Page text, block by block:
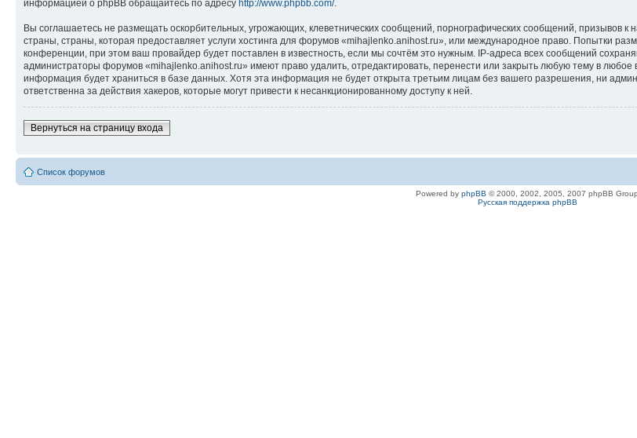
информацией о phpBB обращайтесь по адресу http://www.phpbb.com/.
Вы соглашаетесь не размещать оскорбительных, угрожающих, клеветнических сообщений, порнографических сообщений, призывов
страны, страны, которая предоставляет услуги хостинга для форумов «mihajlenko.anihost.ru», или международное право. Попытки
конференции, при этом ваш провайдер будет поставлен в известность, если мы сочтём это нужным. IP-адреса всех сообщений
администраторы форумов «mihajlenko.anihost.ru» имеют право удалить, отредактировать, перенести или закрыть любую тему в
информация будет храниться в базе данных. Хотя эта информация не будет открыта третьим лицам без вашего разрешения, ни
ответственна за действия хакеров, которые могут привести к несанкционированному доступу к ней.
Вернуться на страницу входа
Список форумов
Powered by phpBB © 2000, 2002, 2005, 2007 phpBB Group
Русская поддержка phpBB